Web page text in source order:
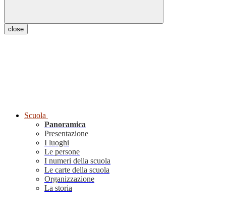
close
Scuola
Panoramica
Presentazione
I luoghi
Le persone
I numeri della scuola
Le carte della scuola
Organizzazione
La storia